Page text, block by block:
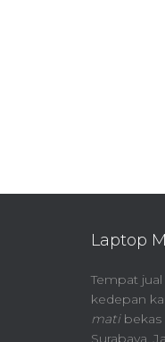
Laptop
Tempat jual
kedepan
matibekas
Surabaya,